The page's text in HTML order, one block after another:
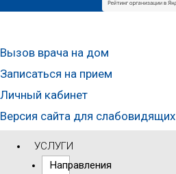
Вызов врача на дом
Записаться на прием
Личный кабинет
Версия сайта для слабовидящих
УСЛУГИ
Направления